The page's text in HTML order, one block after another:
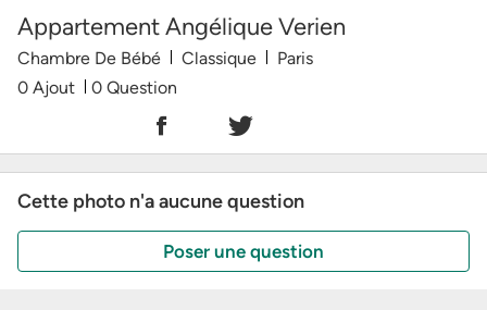
Appartement Angélique Verien
Chambre De Bébé Classique
Paris
0 Ajout
0 Question
Cette photo n'a aucune question
Poser une question